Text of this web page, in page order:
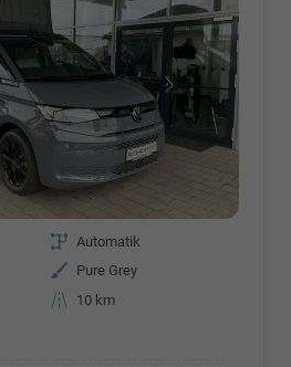
Getriebe Automatik
Außenfarbe
Pure Grey
Kilometerstand
10 km